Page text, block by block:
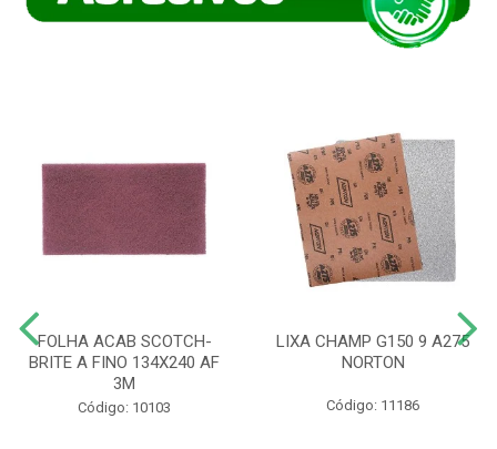
FOLHA ACAB SCOTCH-
BRITE A FINO 134X240 AF
3M
Código: 10103
LIXA CHAMP G150 9 A275
NORTON
Código: 11186